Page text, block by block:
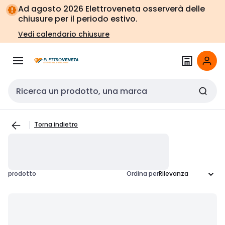
Vai alla
navigazione
Vai
alla
pagina
Ad agosto 2026 Elettroveneta osserverà delle
chiusure per il periodo estivo.
Vedi calendario chiusure
Cerca input
Torna indietro
prodotto Ordina per